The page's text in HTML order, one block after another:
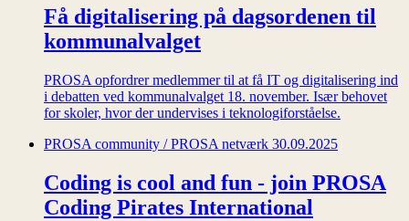
Få digitalisering på dagsordenen til
kommunalvalget
PROSA opfordrer medlemmer til at få IT og digitalisering ind
i debatten ved kommunalvalget 18. november. Især behovet
for skoler, hvor der undervises i teknologiforståelse.
PROSA community / PROSA netværk 30.09.2025
Coding is cool and fun - join PROSA
Coding Pirates International